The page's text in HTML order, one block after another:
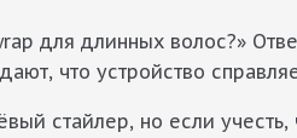
для длинных волос?»
что устройство
стайлер, но если учесть,